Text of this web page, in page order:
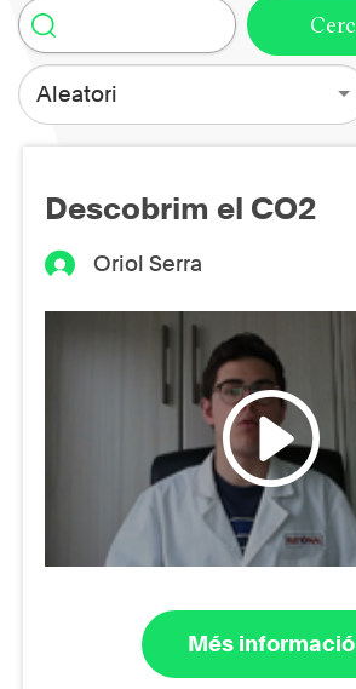
Aleatori
Descobrim el CO2
Oriol Serra
Més informació